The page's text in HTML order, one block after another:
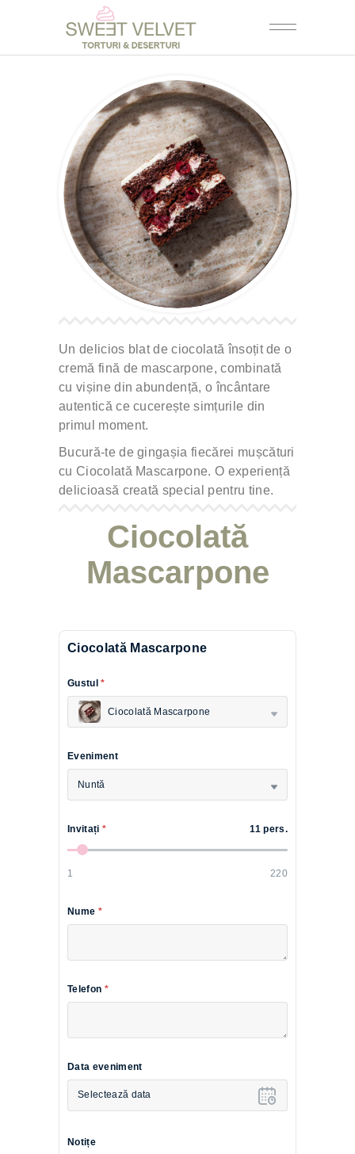
Un delicios blat de ciocolată însoțit de o
cremă fină de mascarpone, combinată
cu vișine din abundență, o încântare
autentică ce cucerește simțurile din
primul moment.
Bucură-te de gingașia fiecărei mușcături
cu Ciocolată Mascarpone. O experiență
delicioasă creată special pentru tine.
Ciocolată
Mascarpone
Ciocolată Mascarpone
Gustul *
Ciocolată Mascarpone
Eveniment
Nuntă
Invitați * 11 pers.
1 220
Nume *
Telefon *
Data eveniment
Selectează data
Notițe